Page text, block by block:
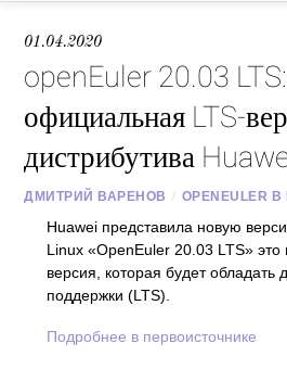
01.04.2020
openEuler 20.03
официальная LTS-
дистрибутива
ДМИТРИЙ ВАРЕНОВ / OPENEULER
Huawei представила новую
Linux «OpenEuler 20.03 LTS»
версия, которая будет обладать
поддержки (LTS).
Подробнее в первоисточнике